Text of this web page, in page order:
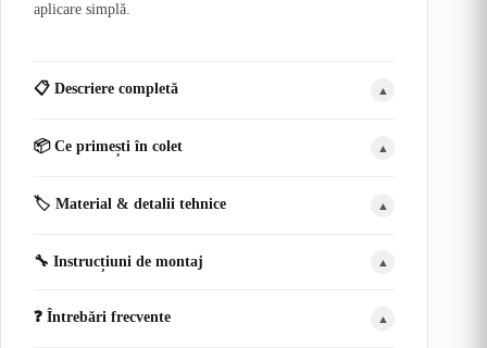
aplicare simplă.
📋 Descriere completă ▲
📦 Ce primești în colet ▲
🏷️ Material & detalii tehnice ▲
🔧 Instrucțiuni de montaj ▲
❓ Întrebări frecvente ▲